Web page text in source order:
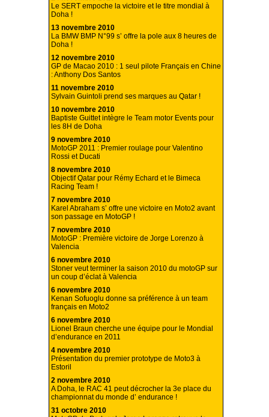
Le SERT empoche la victoire et le titre mondial à
Doha !
13 novembre 2010
La BMW BMP N°99 s’ offre la pole aux 8 heures de
Doha !
12 novembre 2010
GP de Macao 2010 : 1 seul pilote Français en Chine
: Anthony Dos Santos
11 novembre 2010
Sylvain Guintoli prend ses marques au Qatar !
10 novembre 2010
Baptiste Guittet intègre le Team motor Events pour
les 8H de Doha
9 novembre 2010
MotoGP 2011 : Premier roulage pour Valentino
Rossi et Ducati
8 novembre 2010
Objectif Qatar pour Rémy Echard et le Bimeca
Racing Team !
7 novembre 2010
Karel Abraham s’ offre une victoire en Moto2 avant
son passage en MotoGP !
7 novembre 2010
MotoGP : Première victoire de Jorge Lorenzo à
Valencia
6 novembre 2010
Stoner veut terminer la saison 2010 du motoGP sur
un coup d’éclat à Valencia
6 novembre 2010
Kenan Sofuoglu donne sa préférence à un team
français en Moto2
6 novembre 2010
Lionel Braun cherche une équipe pour le Mondial
d’endurance en 2011
4 novembre 2010
Présentation du premier prototype de Moto3 à
Estoril
2 novembre 2010
A Doha, le RAC 41 peut décrocher la 3e place du
championnat du monde d’ endurance !
31 octobre 2010